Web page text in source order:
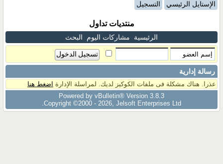
الإستايل الرئيسي التسجيل
منتديات تداول
الرئيسية مشاركات اليوم البحث
رسالة إدارية
عذرا. هناك مشكلة فى ملفات الكوكيز لديك. لمراسلة الإدارة اضغط هنا
Powered by vBulletin® Version 3.8.3
Copyright ©2000 - 2026, Jelsoft Enterprises Ltd.